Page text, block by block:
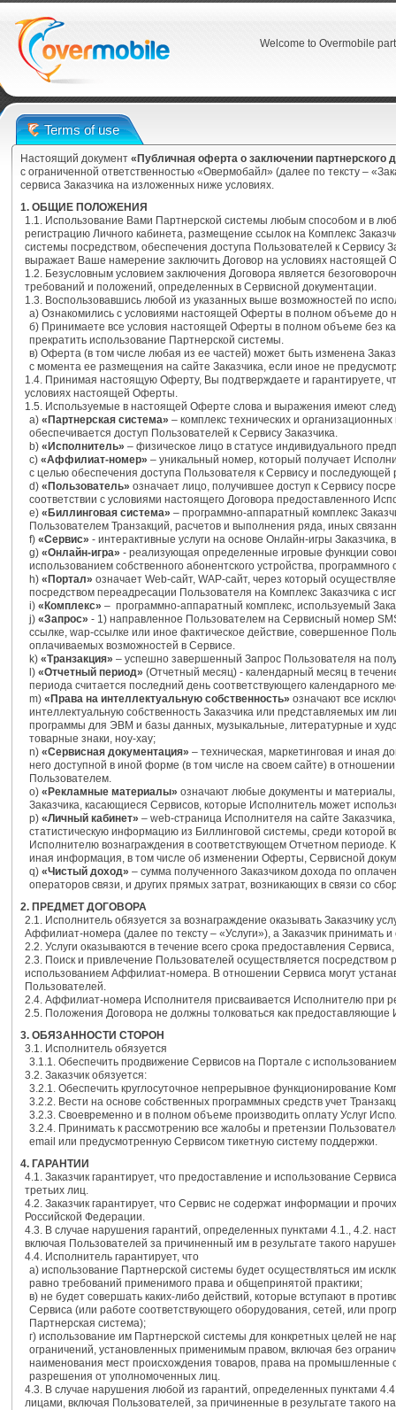
Welcome to Overmobile
Terms of use
Настоящий документ «Публичная оферта о заключении партнерского
с ограниченной ответственностью «Овермобайл» (далее по тексту –
сервиса Заказчика на изложенных ниже условиях.
1. ОБЩИЕ ПОЛОЖЕНИЯ
1.1. Использование Вами Партнерской системы любым способом и в
регистрацию Личного кабинета, размещение ссылок на Комплекс
системы посредством, обеспечения доступа Пользователей к Сервису
выражает Ваше намерение заключить Договор на условиях настоящей
1.2. Безусловным условием заключения Договора является
требований и положений, определенных в Сервисной документации.
1.3. Воспользовавшись любой из указанных выше возможностей по
а) Ознакомились с условиями настоящей Оферты в полном объеме до
б) Принимаете все условия настоящей Оферты в полном объеме без
прекратить использование Партнерской системы.
в) Оферта (в том числе любая из ее частей) может быть изменена
с момента ее размещения на сайте Заказчика, если иное не
1.4. Принимая настоящую Оферту, Вы подтверждаете и гарантируете,
условиях настоящей Оферты.
1.5. Используемые в настоящей Оферте слова и выражения имеют
а) «Партнерская система» – комплекс технических и
обеспечивается доступ Пользователей к Сервису Заказчика.
b) «Исполнитель» – физическое лицо в статусе индивидуального
c) «Аффилиат-номер» – уникальный номер, который получает
с целью обеспечения доступа Пользователя к Сервису и
d) «Пользователь» означает лицо, получившее доступ к Сервису
соответствии с условиями настоящего Договора предоставленного
e) «Биллинговая система» – программно-аппаратный комплекс
Пользователем Транзакций, расчетов и выполнения ряда, иных
f) «Сервис» - интерактивные услуги на основе Онлайн-игры
g) «Онлайн-игра» - реализующая определенные игровые функции
использованием собственного абонентского устройства,
h) «Портал» означает Web-сайт, WAP-сайт, через который
посредством переадресации Пользователя на Комплекс Заказчика с
i) «Комплекс» – программно-аппаратный комплекс, используемый
j) «Запрос» - 1) направленное Пользователем на Сервисный номер
ссылке, wap-ссылке или иное фактическое действие, совершенное
оплачиваемых возможностей в Сервисе.
k) «Транзакция» – успешно завершенный Запрос Пользователя на
l) «Отчетный период» (Отчетный месяц) - календарный месяц в
периода считается последний день соответствующего календарного
m) «Права на интеллектуальную собственность» означают все
интеллектуальную собственность Заказчика или представляемых им
программы для ЭВМ и базы данных, музыкальные, литературные и
товарные знаки, ноу-хау;
n) «Сервисная документация» – техническая, маркетинговая и иная
него доступной в иной форме (в том числе на своем сайте) в
Пользователем.
o) «Рекламные материалы» означают любые документы и
Заказчика, касающиеся Сервисов, которые Исполнитель может
p) «Личный кабинет» – web-страница Исполнителя на сайте
статистическую информацию из Биллинговой системы, среди
Исполнителю вознаграждения в соответствующем Отчетном периоде.
иная информация, в том числе об изменении Оферты, Сервисной
q) «Чистый доход» – сумма полученного Заказчиком дохода по
операторов связи, и других прямых затрат, возникающих в связи со
2. ПРЕДМЕТ ДОГОВОРА
2.1. Исполнитель обязуется за вознаграждение оказывать Заказчику
Аффилиат-номера (далее по тексту – «Услуги»), а Заказчик принимать
2.2. Услуги оказываются в течение всего срока предоставления
2.3. Поиск и привлечение Пользователей осуществляется
использованием Аффилиат-номера. В отношении Сервиса могут
Пользователей.
2.4. Аффилиат-номера Исполнителя присваивается Исполнителю при
2.5. Положения Договора не должны толковаться как
3. ОБЯЗАННОСТИ СТОРОН
3.1. Исполнитель обязуется
3.1.1. Обеспечить продвижение Сервисов на Портале с
3.2. Заказчик обязуется:
3.2.1. Обеспечить круглосуточное непрерывное функционирование
3.2.2. Вести на основе собственных программных средств учет
3.2.3. Своевременно и в полном объеме производить оплату Услуг
3.2.4. Принимать к рассмотрению все жалобы и претензии
email или предусмотренную Сервисом тикетную систему поддержки.
4. ГАРАНТИИ
4.1. Заказчик гарантирует, что предоставление и использование
третьих лиц.
4.2. Заказчик гарантирует, что Сервис не содержат информации и
Российской Федерации.
4.3. В случае нарушения гарантий, определенных пунктами 4.1., 4.2.
включая Пользователей за причиненный им в результате такого
4.4. Исполнитель гарантирует, что
a) использование Партнерской системы будет осуществляться им
равно требований применимого права и общепринятой практики;
в) не будет совершать каких-либо действий, которые вступают в
Сервиса (или работе соответствующего оборудования, сетей, или
Партнерская система);
г) использование им Партнерской системы для конкретных целей не
ограничений, установленных применимым правом, включая без
наименования мест происхождения товаров, права на
разрешения от уполномоченных лиц.
4.3. В случае нарушения любой из гарантий, определенных пунктами
лицами, включая Пользователей, за причиненные в результате такого